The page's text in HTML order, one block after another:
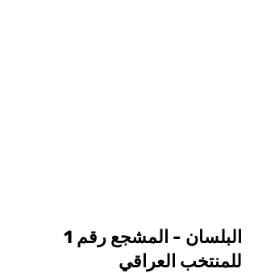
البلسان - المشجع رقم 1
للمنتخب العراقي